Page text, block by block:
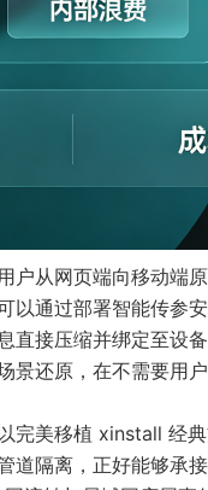
户从网页端向移动端
以通过部署智能传参
直接压缩并绑定至设
景还原，在不需要用
完美移植 xinstall 经
道隔离，正好能够承